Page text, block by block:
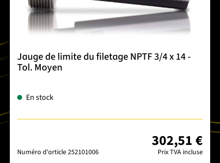
Jauge de limite du filetage NPTF 3/4 x 14 -
Tol. Moyen
En stock
Numéro d'article252101006
302,51 €
Prix TVA incluse